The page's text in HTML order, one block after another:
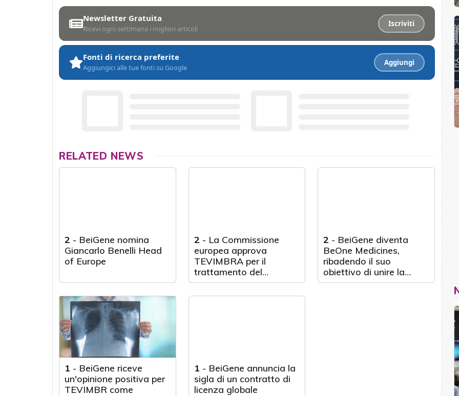
Newsletter Gratuita
Ricevi ogni settimana i migliori articoli
Iscriviti
Fonti di ricerca preferite
Aggiungici alle tue fonti su Google
Aggiungi
RELATED NEWS
2 - BeiGene nomina
Giancarlo Benelli Head
of Europe
2 - La Commissione
europea approva
TEVIMBRA per il
trattamento del
carcinoma a cellule
squamose dell'esofago
2 - BeiGene diventa
BeOne Medicines,
ribadendo il suo
obiettivo di unire la
comunità globale contro
1 - BeiGene riceve
un'opinione positiva per
TEVIMBR come
1 - BeiGene annuncia la
sigla di un contratto di
licenza globale